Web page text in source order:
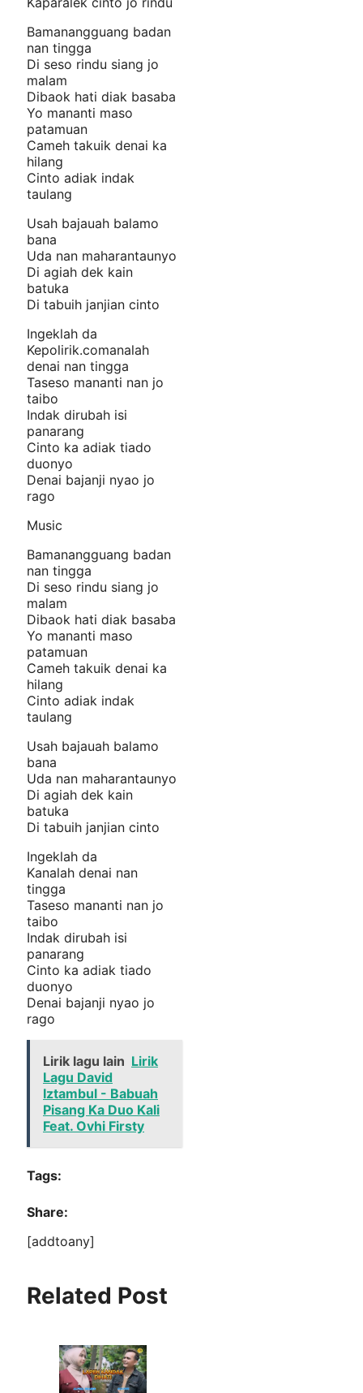
Bamanangguang badan
nan tingga
Di seso rindu siang jo
malam
Dibaok hati diak basaba
Yo mananti maso
patamuan
Cameh takuik denai ka
hilang
Cinto adiak indak
taulang
Usah bajauah balamo
bana
Uda nan maharantaunyo
Di agiah dek kain
batuka
Di tabuih janjian cinto
Ingeklah da
Kepolirik.comanalah
denai nan tingga
Taseso mananti nan jo
taibo
Indak dirubah isi
panarang
Cinto ka adiak tiado
duonyo
Denai bajanji nyao jo
rago
Music
Bamanangguang badan
nan tingga
Di seso rindu siang jo
malam
Dibaok hati diak basaba
Yo mananti maso
patamuan
Cameh takuik denai ka
hilang
Cinto adiak indak
taulang
Usah bajauah balamo
bana
Uda nan maharantaunyo
Di agiah dek kain
batuka
Di tabuih janjian cinto
Ingeklah da
Kanalah denai nan
tingga
Taseso mananti nan jo
taibo
Indak dirubah isi
panarang
Cinto ka adiak tiado
duonyo
Denai bajanji nyao jo
rago
Lirik lagu lain Lirik
Lagu David
Iztambul - Babuah
Pisang Ka Duo Kali
Feat. Ovhi Firsty
Tags:
Share:
[addtoany]
Related Post